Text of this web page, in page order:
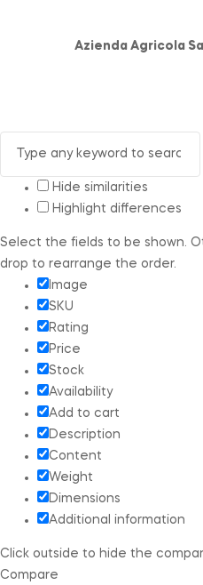
Azienda Agricola
Hide similarities
Highlight differences
Select the fields to be shown.
drop to rearrange the order.
Image
SKU
Rating
Price
Stock
Availability
Add to cart
Description
Content
Weight
Dimensions
Additional information
Click outside to hide the
Compare